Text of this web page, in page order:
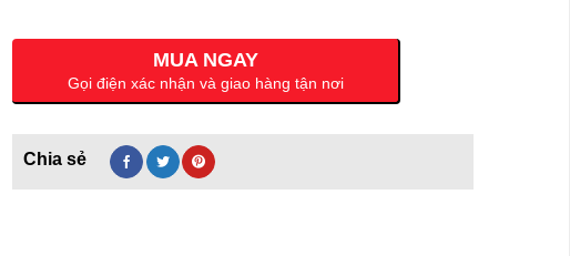
MUA NGAY
Gọi điện xác nhận và giao hàng tận nơi